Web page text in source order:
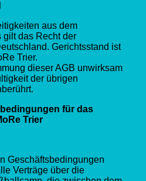
aus dem
gilt das Recht der
Gerichtsstand ist
Trier.
dieser AGB unwirksam
der übrigen
für das
Trier
Geschäftsbedingungen
Verträge über die